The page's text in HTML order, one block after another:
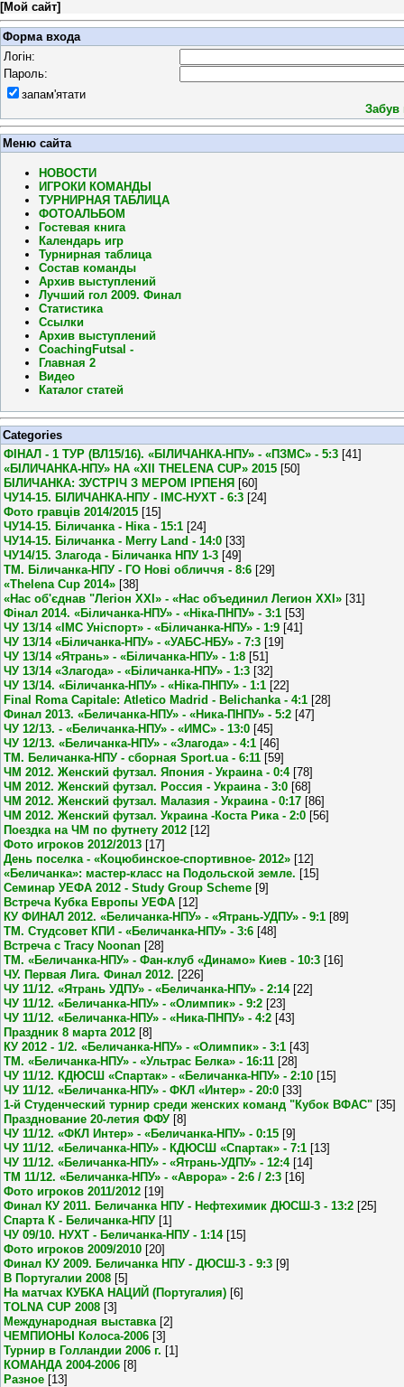
[Мой сайт]
Форма входа
Логін:
Пароль:
запам'ятати
Забув
Меню сайта
НОВОСТИ
ИГРОКИ КОМАНДЫ
ТУРНИРНАЯ ТАБЛИЦА
ФОТОАЛЬБОМ
Гостевая книга
Календарь игр
Турнирная таблица
Состав команды
Архив выступлений
Лучший гол 2009. Финал
Статистика
Ссылки
Архив выступлений
CoachingFutsal -
Главная 2
Видео
Каталог статей
Categories
ФІНАЛ - 1 ТУР (ВЛ15/16). «БІЛИЧАНКА-НПУ» - «ПЗМС» - 5:3 [41]
«БІЛИЧАНКА-НПУ» НА «XII THELENA CUP» 2015 [50]
БІЛИЧАНКА: ЗУСТРІЧ З МЕРОМ ІРПЕНЯ [60]
ЧУ14-15. БІЛИЧАНКА-НПУ - ІМС-НУХТ - 6:3 [24]
Фото гравців 2014/2015 [15]
ЧУ14-15. Біличанка - Ніка - 15:1 [24]
ЧУ14-15. Біличанка - Merry Land - 14:0 [33]
ЧУ14/15. Злагода - Біличанка НПУ 1-3 [49]
ТМ. Біличанка-НПУ - ГО Нові обличчя - 8:6 [29]
«Thelena Cup 2014» [38]
«Нас об'єднав "Легіон XXI» - «Нас объединил Легион XXI» [31]
Фінал 2014. «Біличанка-НПУ» - «Ніка-ПНПУ» - 3:1 [53]
ЧУ 13/14 «ІМС Уніспорт» - «Біличанка-НПУ» - 1:9 [41]
ЧУ 13/14 «Біличанка-НПУ» - «УАБС-НБУ» - 7:3 [19]
ЧУ 13/14 «Ятрань» - «Біличанка-НПУ» - 1:8 [51]
ЧУ 13/14 «Злагода» - «Біличанка-НПУ» - 1:3 [32]
ЧУ 13/14. «Біличанка-НПУ» - «Ніка-ПНПУ» - 1:1 [22]
Final Roma Capitale: Atletico Madrid - Belichanka - 4:1 [28]
Финал 2013. «Беличанка-НПУ» - «Ника-ПНПУ» - 5:2 [47]
ЧУ 12/13. - «Беличанка-НПУ» - «ИМС» - 13:0 [45]
ЧУ 12/13. «Беличанка-НПУ» - «Злагода» - 4:1 [46]
ТМ. Беличанка-НПУ - сборная Sport.ua - 6:11 [59]
ЧМ 2012. Женский футзал. Япония - Украина - 0:4 [78]
ЧМ 2012. Женский футзал. Россия - Украина - 3:0 [68]
ЧМ 2012. Женский футзал. Малазия - Украина - 0:17 [86]
ЧМ 2012. Женский футзал. Украина -Коста Рика - 2:0 [56]
Поездка на ЧМ по футнету 2012 [12]
Фото игроков 2012/2013 [17]
День поселка - «Коцюбинское-спортивное- 2012» [12]
«Беличанка»: мастер-класс на Подольской земле. [15]
Семинар УЕФА 2012 - Study Group Scheme [9]
Встреча Кубка Европы УЕФА [12]
КУ ФИНАЛ 2012. «Беличанка-НПУ» - «Ятрань-УДПУ» - 9:1 [89]
ТМ. Студсовет КПИ - «Беличанка-НПУ» - 3:6 [48]
Встреча с Tracy Noonan [28]
ТМ. «Беличанка-НПУ» - Фан-клуб «Динамо» Киев - 10:3 [16]
ЧУ. Первая Лига. Финал 2012. [226]
ЧУ 11/12. «Ятрань УДПУ» - «Беличанка-НПУ» - 2:14 [22]
ЧУ 11/12. «Беличанка-НПУ» - «Олимпик» - 9:2 [23]
ЧУ 11/12. «Беличанка-НПУ» - «Ника-ПНПУ» - 4:2 [43]
Праздник 8 марта 2012 [8]
КУ 2012 - 1/2. «Беличанка-НПУ» - «Олимпик» - 3:1 [43]
ТМ. «Беличанка-НПУ» - «Ультрас Белка» - 16:11 [28]
ЧУ 11/12. КДЮСШ «Спартак» - «Беличанка-НПУ» - 2:10 [15]
ЧУ 11/12. «Беличанка-НПУ» - ФКЛ «Интер» - 20:0 [33]
1-й Студенческий турнир среди женских команд "Кубок ВФАС" [35]
Празднование 20-летия ФФУ [8]
ЧУ 11/12. «ФКЛ Интер» - «Беличанка-НПУ» - 0:15 [9]
ЧУ 11/12. «Беличанка-НПУ» - КДЮСШ «Спартак» - 7:1 [13]
ЧУ 11/12. «Беличанка-НПУ» - «Ятрань-УДПУ» - 12:4 [14]
ТМ 11/12. «Беличанка-НПУ» - «Аврора» - 2:6 / 2:3 [16]
Фото игроков 2011/2012 [19]
Финал КУ 2011. Беличанка НПУ - Нефтехимик ДЮСШ-3 - 13:2 [25]
Спарта К - Беличанка-НПУ [1]
ЧУ 09/10. НУХТ - Беличанка-НПУ - 1:14 [15]
Фото игроков 2009/2010 [20]
Финал КУ 2009. Беличанка НПУ - ДЮСШ-3 - 9:3 [9]
В Португалии 2008 [5]
На матчах КУБКА НАЦИЙ (Португалия) [6]
TOLNA CUP 2008 [3]
Международная выставка [2]
ЧЕМПИОНЫ Колоса-2006 [3]
Турнир в Голландии 2006 г. [1]
КОМАНДА 2004-2006 [8]
Разное [13]